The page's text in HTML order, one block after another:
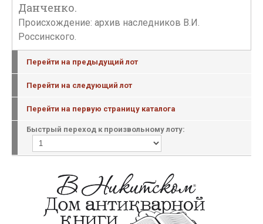
Данченко.
Происхождение: архив наследников В.И.
Россинского.
Перейти на предыдущий лот
Перейти на следующий лот
Перейти на первую страницу каталога
Быстрый переход к произвольному лоту: